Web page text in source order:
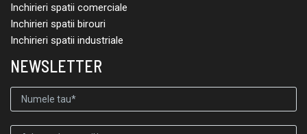
Inchirieri spatii comerciale
Inchirieri spatii birouri
Inchirieri spatii industriale
NEWSLETTER